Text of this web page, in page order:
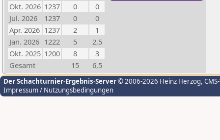
Okt. 2026 1237 0
0
Jul. 2026
1237 0
0
Apr. 2026 1237 2
1
Jan. 2026 1222 5
2,5
Okt. 2025 1200 8
3
Gesamt
15 6,5
Der Schachturnier-Ergebnis-Server© 2006-2026 Heinz Herzog,
Impressum / Nutzungsbedingungen